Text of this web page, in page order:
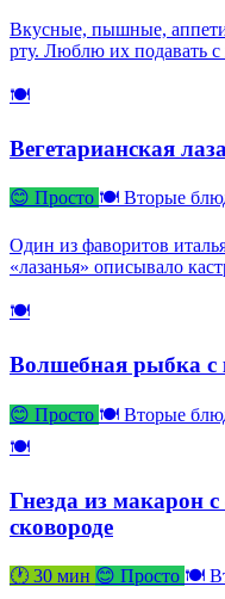
Вкусные, пышные,
рту. Люблю их подавать
🍽
Вегетарианская
😊 Просто 🍽 Вторые
Один из фаворитов
«лазанья» описывало
🍽
Волшебная рыбка с
😊 Просто 🍽 Вторые
🍽
Гнезда из макарон
сковороде
🕐 30 мин 😊 Просто 🍽